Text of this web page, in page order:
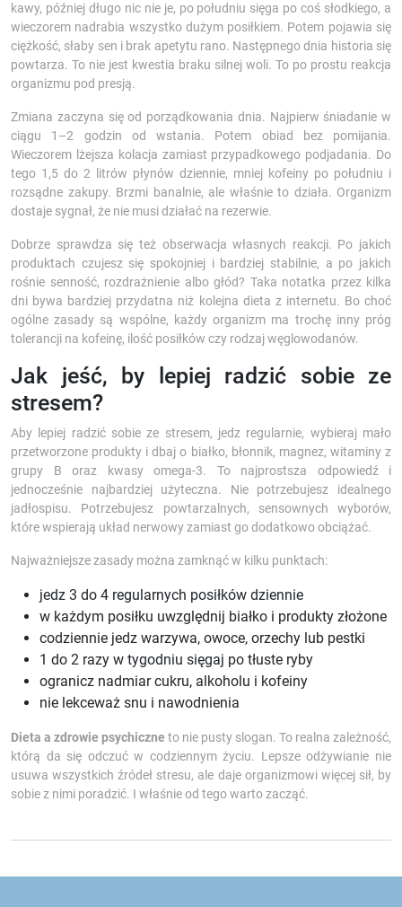
kawy, później długo nic nie je, po południu sięga po coś słodkiego, a
wieczorem nadrabia wszystko dużym posiłkiem. Potem pojawia się
ciężkość, słaby sen i brak apetytu rano. Następnego dnia historia się
powtarza. To nie jest kwestia braku silnej woli. To po prostu reakcja
organizmu pod presją.
Zmiana zaczyna się od porządkowania dnia. Najpierw śniadanie w
ciągu 1–2 godzin od wstania. Potem obiad bez pomijania.
Wieczorem lżejsza kolacja zamiast przypadkowego podjadania. Do
tego 1,5 do 2 litrów płynów dziennie, mniej kofeiny po południu i
rozsądne zakupy. Brzmi banalnie, ale właśnie to działa. Organizm
dostaje sygnał, że nie musi działać na rezerwie.
Dobrze sprawdza się też obserwacja własnych reakcji. Po jakich
produktach czujesz się spokojniej i bardziej stabilnie, a po jakich
rośnie senność, rozdrażnienie albo głód? Taka notatka przez kilka
dni bywa bardziej przydatna niż kolejna dieta z internetu. Bo choć
ogólne zasady są wspólne, każdy organizm ma trochę inny próg
tolerancji na kofeinę, ilość posiłków czy rodzaj węglowodanów.
Jak jeść, by lepiej radzić sobie ze
stresem?
Aby lepiej radzić sobie ze stresem, jedz regularnie, wybieraj mało
przetworzone produkty i dbaj o białko, błonnik, magnez, witaminy z
grupy B oraz kwasy omega-3. To najprostsza odpowiedź i
jednocześnie najbardziej użyteczna. Nie potrzebujesz idealnego
jadłospisu. Potrzebujesz powtarzalnych, sensownych wyborów,
które wspierają układ nerwowy zamiast go dodatkowo obciążać.
Najważniejsze zasady można zamknąć w kilku punktach:
jedz 3 do 4 regularnych posiłków dziennie
w każdym posiłku uwzględnij białko i produkty złożone
codziennie jedz warzywa, owoce, orzechy lub pestki
1 do 2 razy w tygodniu sięgaj po tłuste ryby
ogranicz nadmiar cukru, alkoholu i kofeiny
nie lekceważ snu i nawodnienia
Dieta a zdrowie psychiczne to nie pusty slogan. To realna zależność,
którą da się odczuć w codziennym życiu. Lepsze odżywianie nie
usuwa wszystkich źródeł stresu, ale daje organizmowi więcej sił, by
sobie z nimi poradzić. I właśnie od tego warto zacząć.